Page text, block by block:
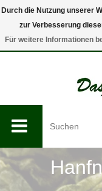
0
Durch die Nutzung unserer
zur Verbesserung
Für weitere Informationen